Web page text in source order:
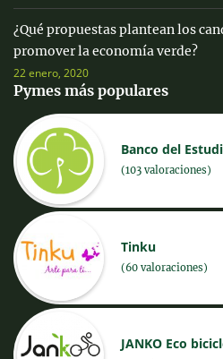
¿Qué propuestas plantean los
promover la economía verde?
22 enero, 2020
Pymes más populares
Banco del
(103 valoraciones)
Tinku
(60 valoraciones)
JANKO Eco